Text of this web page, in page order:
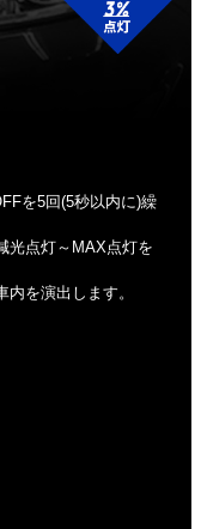
を5回(5秒以内に)繰
光点灯～MAX点灯を
を演出します。